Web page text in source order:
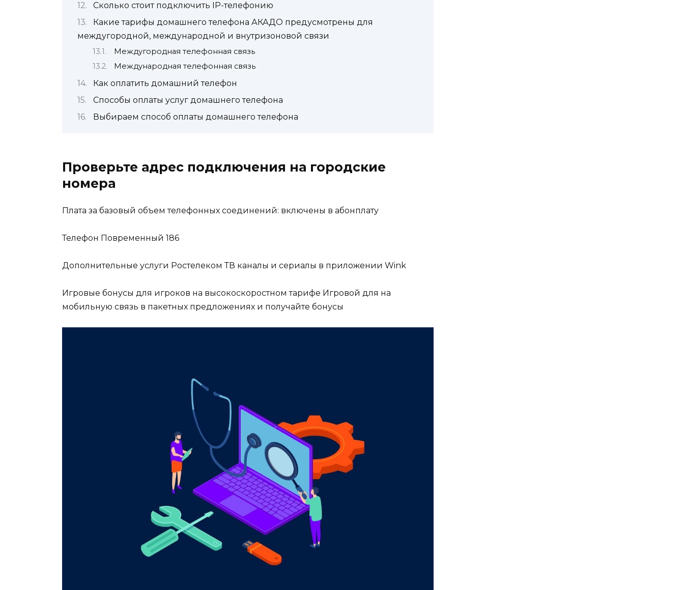
Сколько стоит подключить IP-телефонию
Какие тарифы домашнего телефона АКАДО предусмотрены для
междугородной, международной и внутризоновой связи
Междугородная телефонная связь
Международная телефонная связь
Как оплатить домашний телефон
Способы оплаты услуг домашнего телефона
Выбираем способ оплаты домашнего телефона
Проверьте адрес подключения на городские
номера
Плата за базовый объем телефонных соединений: включены в абонплату
Телефон Повременный 186
Дополнительные услуги Ростелеком ТВ каналы и сериалы в приложении Wink
Игровые бонусы для игроков на высокоскоростном тарифе Игровой для на
мобильную связь в пакетных предложениях и получайте бонусы